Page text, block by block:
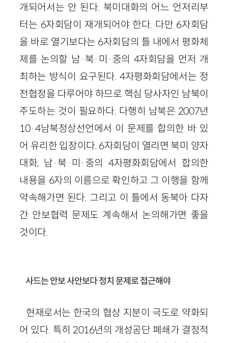
개되어서는 안 된다. 북미대화의 어느 언저리부
터는 6자회담이 재개되어야 한다. 다만 6자회담
을 바로 열기보다는 6자회담의 틀 내에서 평화체
제를 논의할 남·북·미·중의 4자회담을 먼저 개
최하는 방식이 요구된다. 4자평화회담에서는 정
전협정을 다루어야 하므로 핵심 당사자인 남북이
주도하는 것이 필요하다. 다행히 남북은 2007년
10·4남북정상선언에서 이 문제를 합의한 바 있
어 유리한 입장이다. 6자회담이 열리면 북미 양자
대화, 남·북·미·중의 4자평화회담에서 합의한
내용을 6자의 이름으로 확인하고 그 이행을 함께
약속해가면 된다. 그리고 이 틀에서 동북아 다자
간 안보협력 문제도 계속해서 논의해가면 좋을
것이다.
사드는 안보 사안보다 정치 문제로 접근해야
현재로서는 한국의 협상 지분이 극도로 약화되
어 있다. 특히 2016년의 개성공단 폐쇄가 결정적